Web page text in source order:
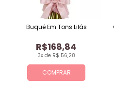
COMPRAR
3x de R$ 56,28
R$168,84
Buquê Em Tons Lilás